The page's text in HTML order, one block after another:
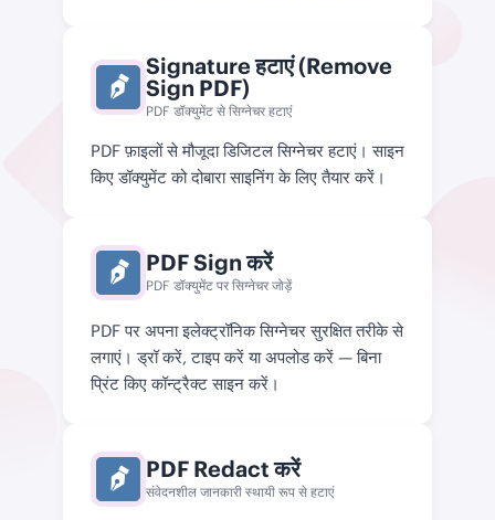
Signature हटाएं (Remove
Sign PDF)
PDF डॉक्युमेंट से सिग्नेचर हटाएं
PDF फ़ाइलों से मौजूदा डिजिटल सिग्नेचर हटाएं। साइन
किए डॉक्युमेंट को दोबारा साइनिंग के लिए तैयार करें।
PDF Sign करें
PDF डॉक्युमेंट पर सिग्नेचर जोड़ें
PDF पर अपना इलेक्ट्रॉनिक सिग्नेचर सुरक्षित तरीके से
लगाएं। ड्रॉ करें, टाइप करें या अपलोड करें — बिना
प्रिंट किए कॉन्ट्रैक्ट साइन करें।
PDF Redact करें
संवेदनशील जानकारी स्थायी रूप से हटाएं